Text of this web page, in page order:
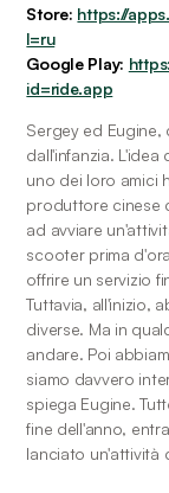
Store: https://
l=ru
Google Play:
id=ride.app
Sergey ed
dall'infanzia.
uno dei loro amici
produttore cinese
ad avviare
scooter prima
offrire un servizio
Tuttavia, all'inizio,
diverse. Ma in
andare. Poi
siamo davvero
spiega Eugine.
fine dell'anno,
lanciato un'attività